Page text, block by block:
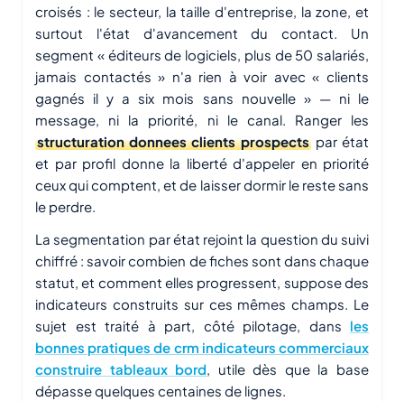
croisés : le secteur, la taille d'entreprise, la zone, et
surtout l'état d'avancement du contact. Un
segment « éditeurs de logiciels, plus de 50 salariés,
jamais contactés » n'a rien à voir avec « clients
gagnés il y a six mois sans nouvelle » — ni le
message, ni la priorité, ni le canal. Ranger les
structuration donnees clients prospectspar état
et par profil donne la liberté d'appeler en priorité
ceux qui comptent, et de laisser dormir le reste sans
le perdre.
La segmentation par état rejoint la question du suivi
chiffré : savoir combien de fiches sont dans chaque
statut, et comment elles progressent, suppose des
indicateurs construits sur ces mêmes champs. Le
sujet est traité à part, côté pilotage, dans les
bonnes pratiques de crm indicateurs commerciaux
construire tableaux bord, utile dès que la base
dépasse quelques centaines de lignes.